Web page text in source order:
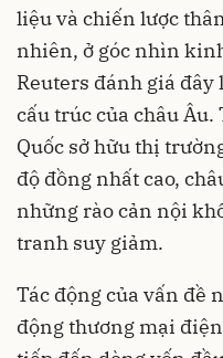
liệu và chiến lược
nhiên, ở góc nhìn
Reuters đánh giá
cấu trúc của châu
Quốc sở hữu thị
độ đồng nhất cao,
những rào cản nội
tranh suy giảm.
Tác động của vấn đề
động thương mại